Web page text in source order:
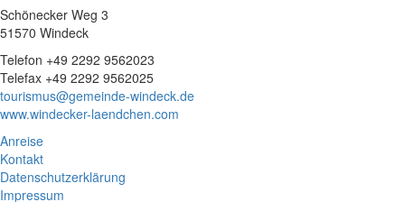
Schönecker Weg 3
51570 Windeck
Telefon +49 2292 9562023
Telefax +49 2292 9562025
tourismus@gemeinde-windeck.de
www.windecker-laendchen.com
Anreise
Kontakt
Datenschutzerklärung
Impressum